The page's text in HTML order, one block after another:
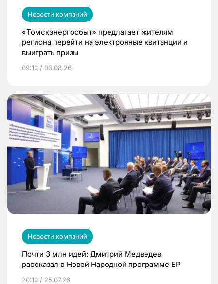
Новости компаний
«Томскэнергосбыт» предлагает жителям
региона перейти на электронные квитанции и
выиграть призы
09:10 / 03.08.26
Новости компаний
Почти 3 млн идей: Дмитрий Медведев
рассказал о Новой Народной программе ЕР
20:10 / 25.07.26